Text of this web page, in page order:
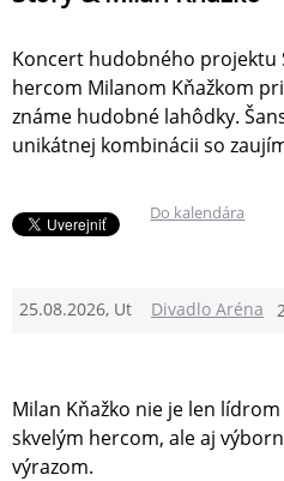
Koncert hudobného projektu
hercom Milanom Kňažkom
známe hudobné lahôdky.
unikátnej kombinácii so
Do kalendára
25.08.2026, Ut Divadlo Aréna
Milan Kňažko nie je len
skvelým hercom, ale aj
výrazom.